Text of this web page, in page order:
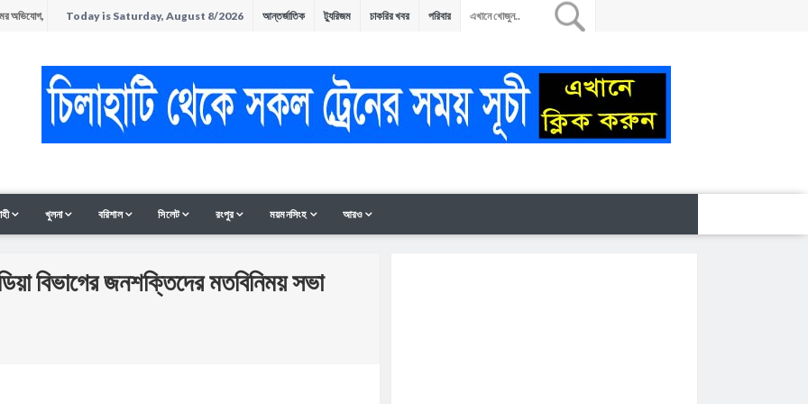
অভিযোগ, Today is Saturday, August 8/2026 আন্তর্জাতিক ট্যুরিজম চাকরির খবর পরিবার
খুলনা বরিশাল সিলেট রংপুর ময়মনসিংহ আরও
বিভাগের জনশক্তিদের মতবিনিময় সভা